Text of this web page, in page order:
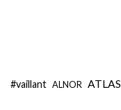
#vaillant ALNOR ATLAS